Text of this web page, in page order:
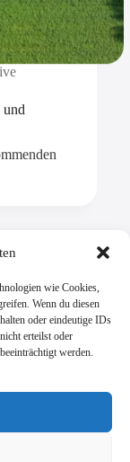
wie Cookies,
Wenn du diesen
oder eindeutige IDs
erteilst oder
werden.
und